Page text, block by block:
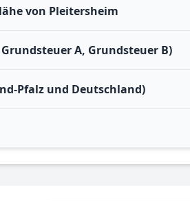
von Pleitersheim
A, Grundsteuer B)
Pfalz und Deutschland)